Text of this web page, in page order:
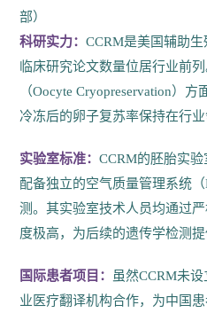
部）
科研实力：CCRM是美国辅助
临床研究论文数量位居行业前
（Oocyte Cryopreservation）
冷冻后的卵子复苏率保持在行业
实验室标准：CCRM的胚胎实验
配备独立的空气质量管理系统
测。其实验室技术人员均通过
度极高，为后续的遗传学检测提
国际患者项目： 虽然CCRM未
业医疗翻译机构合作，为中国